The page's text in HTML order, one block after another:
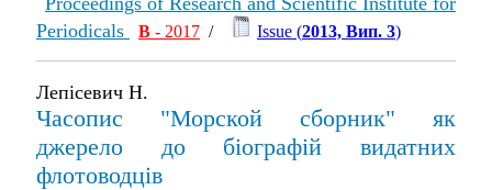
Periodicals
В - 2017 / Issue (2013, Вип. 3)
Лепісевич Н.
Часопис "Морской сборник" як
джерело до біографій видатних
флотоводців